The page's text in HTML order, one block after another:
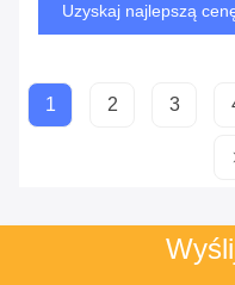
Uzyskaj najlepszą
1 2 3